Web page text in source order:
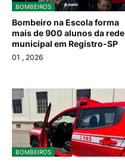
BOMBEIROS
Bombeiro na Escola forma
mais de 900 alunos da rede
municipal em Registro-SP
01 , 2026
BOMBEIROS